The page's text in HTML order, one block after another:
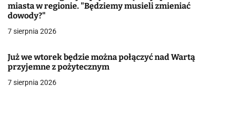
p
i
u
miasta w regionie. "Będziemy musieli zmieniać
dowody?"
7 sierpnia 2026
Już we wtorek będzie można połączyć nad Wartą
przyjemne z pożytecznym
7 sierpnia 2026